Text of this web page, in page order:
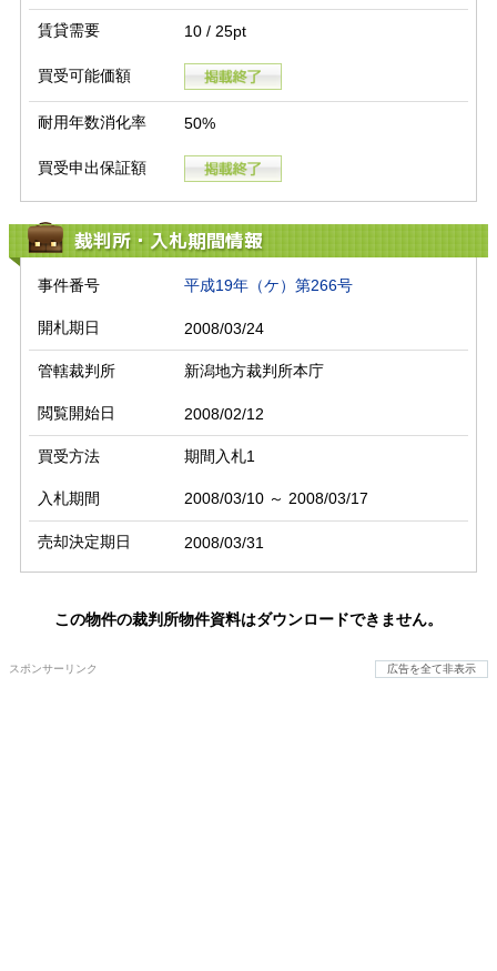
賃貸需要 10 / 25pt
買受可能価額
耐用年数消化率 50%
買受申出保証額
裁判所・入札期間情報
事件番号 平成19年（ケ）第266号
開札期日 2008/03/24
管轄裁判所 新潟地方裁判所本庁
閲覧開始日 2008/02/12
買受方法 期間入札1
入札期間 2008/03/10 ～ 2008/03/17
売却決定期日 2008/03/31
この物件の裁判所物件資料はダウンロードできません。
スポンサーリンク 広告を全て非表示